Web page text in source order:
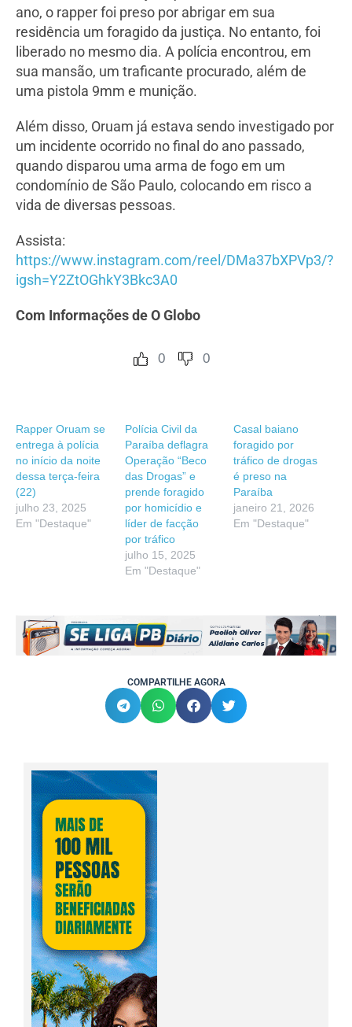
ano, o rapper foi preso por abrigar em sua
residência um foragido da justiça. No entanto, foi
liberado no mesmo dia. A polícia encontrou, em
sua mansão, um traficante procurado, além de
uma pistola 9mm e munição.
Além disso, Oruam já estava sendo investigado por
um incidente ocorrido no final do ano passado,
quando disparou uma arma de fogo em um
condomínio de São Paulo, colocando em risco a
vida de diversas pessoas.
Assista:
https://www.instagram.com/reel/DMa37bXPVp3/?
igsh=Y2ZtOGhkY3Bkc3A0
Com Informações de O Globo
0 0
Rapper Oruam se
entrega à polícia
no início da noite
dessa terça-feira
(22)
julho 23, 2025
Em "Destaque"
Polícia Civil da
Paraíba deflagra
Operação “Beco
das Drogas” e
prende foragido
por homicídio e
líder de facção
por tráfico
julho 15, 2025
Em "Destaque"
Casal baiano
foragido por
tráfico de drogas
é preso na
Paraíba
janeiro 21, 2026
Em "Destaque"
COMPARTILHE AGORA